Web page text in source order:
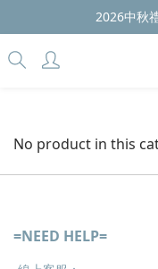
2026中秋
No product in this
=NEED HELP=